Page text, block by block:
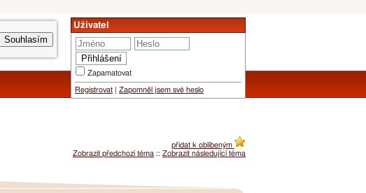
Souhlasím
Uživatel
Zapamatovat
Registrovat Zapomněl jsem své heslo
přidat k oblíbeným
Zobrazit předchozí téma :: Zobrazit následující téma